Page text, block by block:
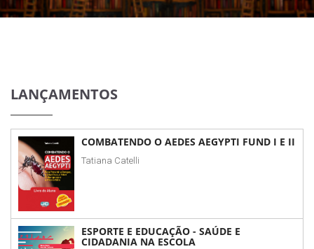
LANÇAMENTOS
COMBATENDO O AEDES AEGYPTI FUND I E II
Tatiana Catelli
ESPORTE E EDUCAÇÃO - SAÚDE E
CIDADANIA NA ESCOLA